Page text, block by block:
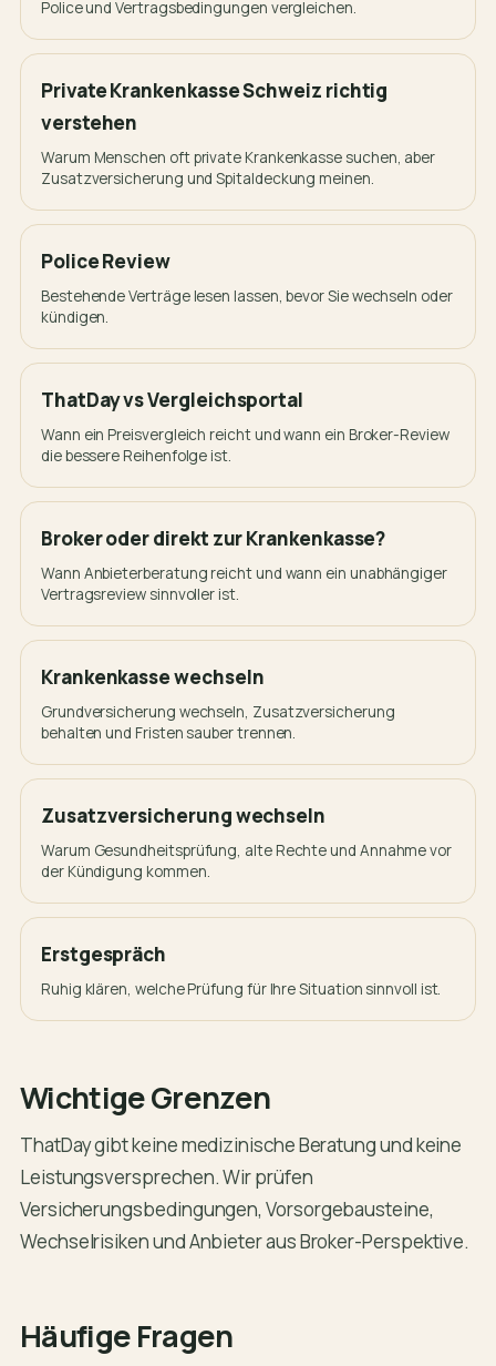
Police und Vertragsbedingungen vergleichen.
Private Krankenkasse Schweiz richtig
verstehen
Warum Menschen oft private Krankenkasse suchen, aber
Zusatzversicherung und Spitaldeckung meinen.
Police Review
Bestehende Verträge lesen lassen, bevor Sie wechseln oder
kündigen.
ThatDay vs Vergleichsportal
Wann ein Preisvergleich reicht und wann ein Broker-Review
die bessere Reihenfolge ist.
Broker oder direkt zur Krankenkasse?
Wann Anbieterberatung reicht und wann ein unabhängiger
Vertragsreview sinnvoller ist.
Krankenkasse wechseln
Grundversicherung wechseln, Zusatzversicherung
behalten und Fristen sauber trennen.
Zusatzversicherung wechseln
Warum Gesundheitsprüfung, alte Rechte und Annahme vor
der Kündigung kommen.
Erstgespräch
Ruhig klären, welche Prüfung für Ihre Situation sinnvoll ist.
Wichtige Grenzen
ThatDay gibt keine medizinische Beratung und keine
Leistungsversprechen. Wir prüfen
Versicherungsbedingungen, Vorsorgebausteine,
Wechselrisiken und Anbieter aus Broker-Perspektive.
Häufige Fragen